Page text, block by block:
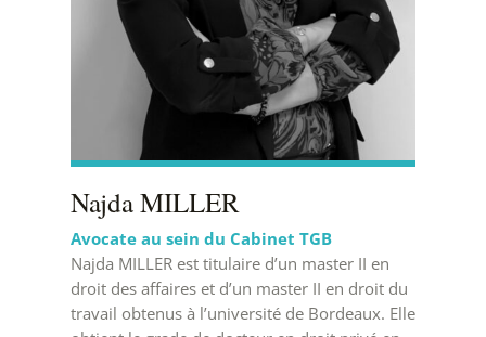
Najda MILLER
Avocate au sein du Cabinet TGB
Najda MILLER est titulaire d’un master II en
droit des affaires et d’un master II en droit du
travail obtenus à l’université de Bordeaux. Elle